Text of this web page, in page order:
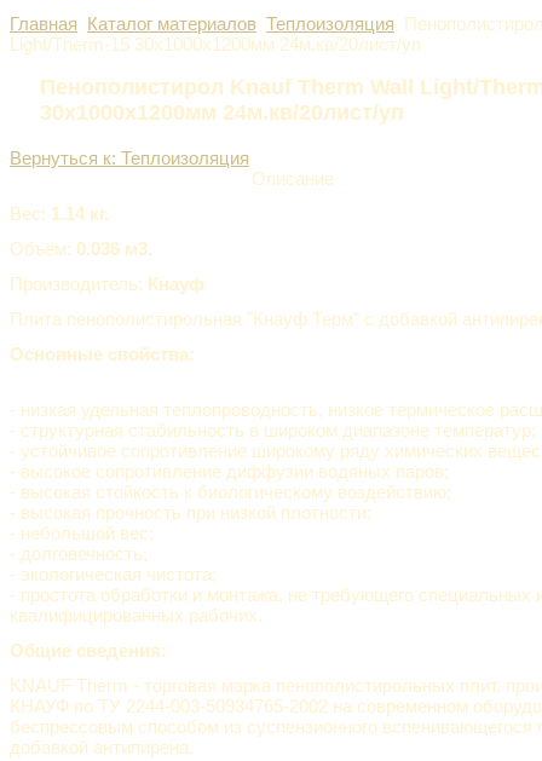
Главная Каталог материалов Теплоизоляция
Light/Therm-15 30х1000х1200мм 24м.кв/20лист/уп
Пенополистирол Knauf Therm Wall Light/
30х1000х1200мм 24м.кв/20лист/уп
Вернуться к: Теплоизоляция
Описание
Вес: 1.14 кг.
Объём: 0.036 м3.
Производитель: Кнауф
Плита пенополистирольная "Кнауф Терм" c добавкой
Основные свойства:
- низкая удельная теплопроводность, низкое термическое
- структурная стабильность в широком диапазоне температур;
- устойчивое сопротивление широкому ряду химических
- высокое сопротивление диффузии водяных паров;
- высокая стойкость к биологическому воздействию;
- высокая прочность при низкой плотности;
- небольшой вес;
- долговечность;
- экологическая чистота;
- простота обработки и монтажа, не требующего специальных
квалифицированных рабочих.
Общие сведения:
KNAUF Therm - торговая марка пенополистирольных плит,
КНАУФ по ТУ 2244-003-50934765-2002 на современном
беспрессовым способом из суспензионного вспенивающегося
добавкой антипирена.